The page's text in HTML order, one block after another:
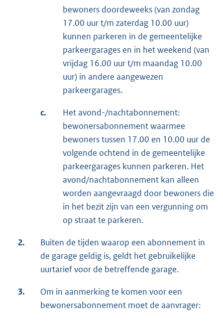
bewoners doordeweeks (van zondag
17.00 uur t/m zaterdag 10.00 uur)
kunnen parkeren in de gemeentelijke
parkeergarages en in het weekend (van
vrijdag 16.00 uur t/m maandag 10.00
uur) in andere aangewezen
parkeergarages.
c.
Het avond-/nachtabonnement:
bewonersabonnement waarmee
bewoners tussen 17.00 en 10.00 uur de
volgende ochtend in de gemeentelijke
parkeergarages kunnen parkeren. Het
avond/nachtabonnement kan alleen
worden aangevraagd door bewoners die
in het bezit zijn van een vergunning om
op straat te parkeren.
2.
Buiten de tijden waarop een abonnement in
de garage geldig is, geldt het gebruikelijke
uurtarief voor de betreffende garage.
3.
Om in aanmerking te komen voor een
bewonersabonnement moet de aanvrager: